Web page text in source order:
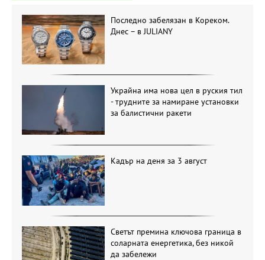
Последно забелязан в Кореком.
Днес – в JULIANY
Украйна има нова цел в руския тил
- трудните за намиране установки
за балистични ракети
Кадър на деня за 3 август
Светът премина ключова граница в
соларната енергетика, без никой
да забележи